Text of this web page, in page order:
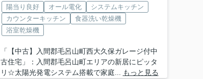
陽当り良好 オール電化
システムキッチン
カウンターキッチン
食器洗い乾燥機
浴室乾燥機
「【中古】入間郡毛呂山町西大久保ガレージ付中
古住宅」：入間郡毛呂山町エリアの新居にピッタ
リ☆太陽光発電システム搭載で家庭...
もっと見る